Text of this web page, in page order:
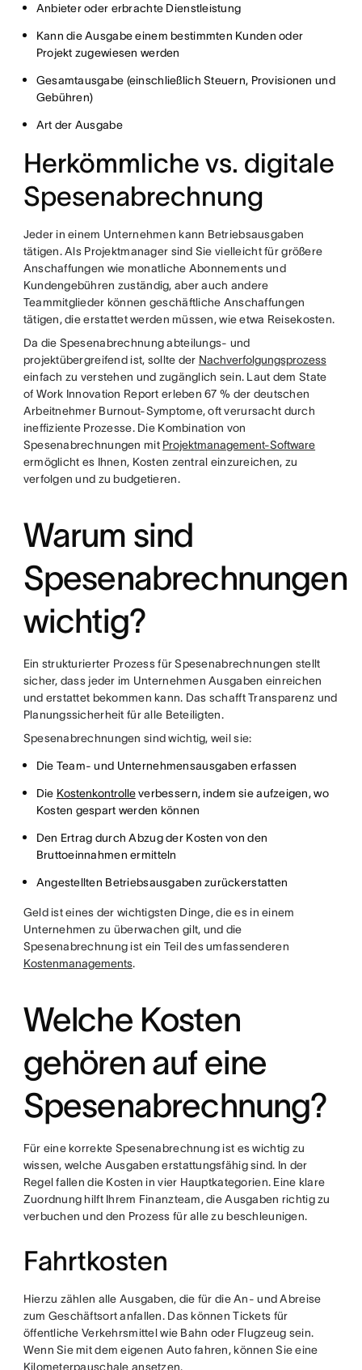
Anbieter oder erbrachte Dienstleistung
Kann die Ausgabe einem bestimmten Kunden oder
Projekt zugewiesen werden
Gesamtausgabe (einschließlich Steuern, Provisionen und
Gebühren)
Art der Ausgabe
Herkömmliche vs. digitale
Spesenabrechnung
Jeder in einem Unternehmen kann Betriebsausgaben
tätigen. Als Projektmanager sind Sie vielleicht für größere
Anschaffungen wie monatliche Abonnements und
Kundengebühren zuständig, aber auch andere
Teammitglieder können geschäftliche Anschaffungen
tätigen, die erstattet werden müssen, wie etwa Reisekosten.
Da die Spesenabrechnung abteilungs- und
projektübergreifend ist, sollte der Nachverfolgungsprozess
einfach zu verstehen und zugänglich sein. Laut dem State
of Work Innovation Report erleben 67 % der deutschen
Arbeitnehmer Burnout-Symptome, oft verursacht durch
ineffiziente Prozesse. Die Kombination von
Spesenabrechnungen mit Projektmanagement-Software
ermöglicht es Ihnen, Kosten zentral einzureichen, zu
verfolgen und zu budgetieren.
Warum sind
Spesenabrechnungen
wichtig?
Ein strukturierter Prozess für Spesenabrechnungen stellt
sicher, dass jeder im Unternehmen Ausgaben einreichen
und erstattet bekommen kann. Das schafft Transparenz und
Planungssicherheit für alle Beteiligten.
Spesenabrechnungen sind wichtig, weil sie:
Die Team- und Unternehmensausgaben erfassen
Die Kostenkontrolleverbessern, indem sie aufzeigen, wo
Kosten gespart werden können
Den Ertrag durch Abzug der Kosten von den
Bruttoeinnahmen ermitteln
Angestellten Betriebsausgaben zurückerstatten
Geld ist eines der wichtigsten Dinge, die es in einem
Unternehmen zu überwachen gilt, und die
Spesenabrechnung ist ein Teil des umfassenderen
Kostenmanagements.
Welche Kosten
gehören auf eine
Spesenabrechnung?
Für eine korrekte Spesenabrechnung ist es wichtig zu
wissen, welche Ausgaben erstattungsfähig sind. In der
Regel fallen die Kosten in vier Hauptkategorien. Eine klare
Zuordnung hilft Ihrem Finanzteam, die Ausgaben richtig zu
verbuchen und den Prozess für alle zu beschleunigen.
Fahrtkosten
Hierzu zählen alle Ausgaben, die für die An- und Abreise
zum Geschäftsort anfallen. Das können Tickets für
öffentliche Verkehrsmittel wie Bahn oder Flugzeug sein.
Wenn Sie mit dem eigenen Auto fahren, können Sie eine
Kilometerpauschale ansetzen.